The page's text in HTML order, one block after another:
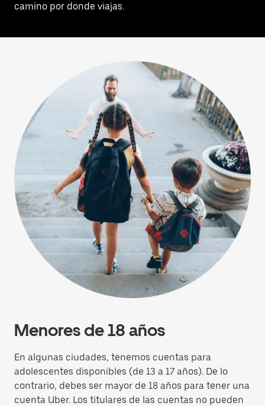
camino por donde viajas.
Menores de 18 años
En algunas ciudades, tenemos cuentas para
adolescentes disponibles (de 13 a 17 años). De lo
contrario, debes ser mayor de 18 años para tener una
cuenta Uber. Los titulares de las cuentas no pueden